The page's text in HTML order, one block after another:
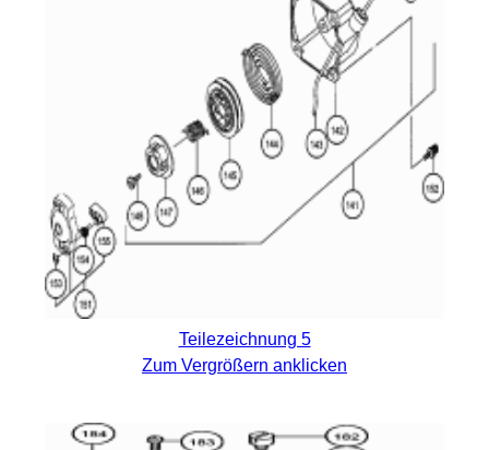
Teilezeichnung 5
Zum Vergrößern anklicken